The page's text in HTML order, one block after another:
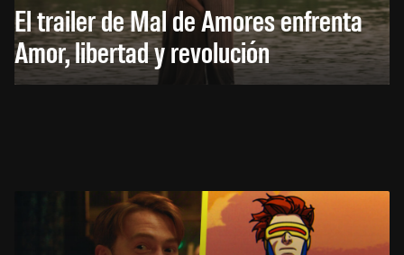
El trailer de Mal de Amores enfrenta
Amor, libertad y revolución